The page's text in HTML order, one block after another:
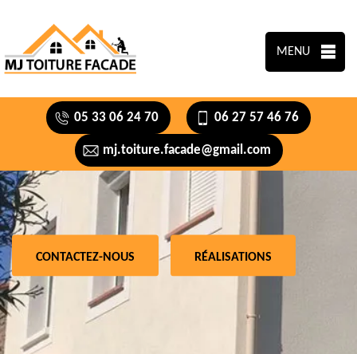
MENU
05 33 06 24 70 06 27 57 46 76
mj.toiture.facade@gmail.com
CONTACTEZ-NOUS RÉALISATIONS